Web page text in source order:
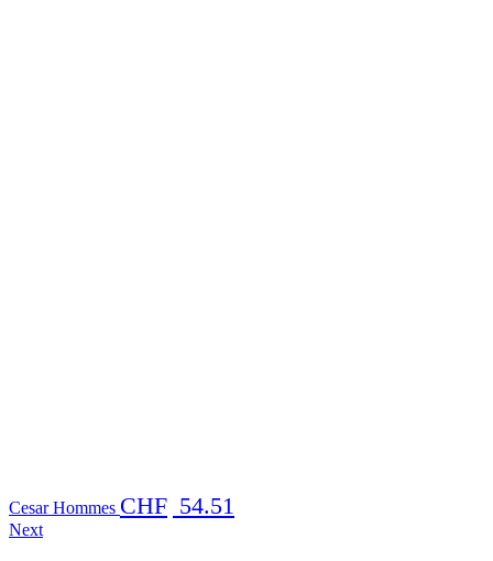
Cesar Hommes CHF 54.51
Next